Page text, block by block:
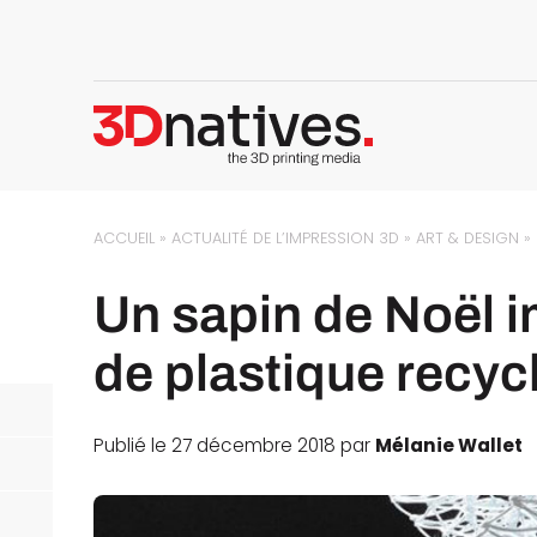
ACCUEIL »ACTUALITÉ DE L’IMPRESSION 3D »ART & DESIGN »
Un sapin de Noël
de plastique
Publié le 27 décembre 2018 par Mélanie Wallet